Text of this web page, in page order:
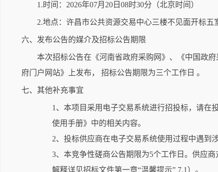
1.时间：2026年07月20日08时30分（北京时间）
2.地点：许昌市公共资源交易中心三楼不见面开标
六、发布公告的媒介及招标公告期限
本次招标公告在《河南省政府采购网》、《中国政
府门户网站》上发布， 招标公告期限为三个工作日 。
七、其他补充事宜
1、本项目采用电子交易系统进行招投标，请在
使用手册》中的相关内容。
2、投标供应商在电子交易系统使用过程中遇到
3、本竞争性磋商公告期限为5个工作日。供应
解释详见招标文件第一章“温馨提示” 7.1）。